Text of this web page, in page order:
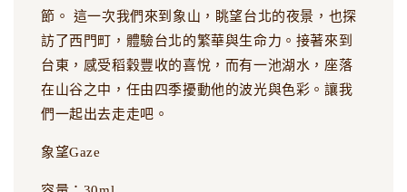
節。 這一次我們來到象山，眺望台北的夜景，也探
訪了西門町，體驗台北的繁華與生命力。接著來到
台東，感受稻穀豐收的喜悅，而有一池湖水，座落
在山谷之中，任由四季擾動他的波光與色彩。讓我
們一起出去走走吧。
象望Gaze